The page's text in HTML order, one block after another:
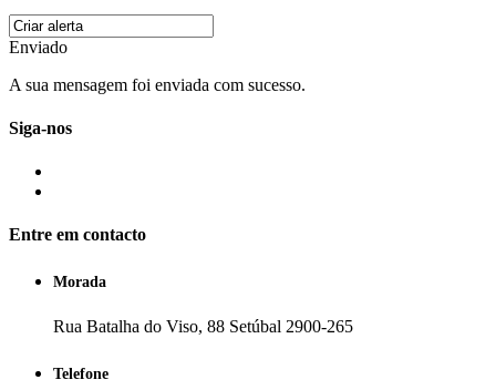
Enviado
A sua mensagem foi enviada com sucesso.
Siga-nos
Entre em contacto
Morada
Rua Batalha do Viso, 88 Setúbal 2900-265
Telefone